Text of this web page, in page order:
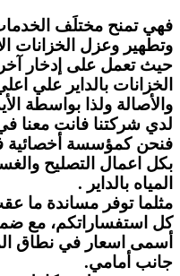
فهي تمنح مختلَف
وتطهير وعزل الخزانات
حيث تعمل على إدخار
الخزانات بالداير علي
والأصالة ولذا بواسطة
لدي شركتنا فانت معنا
فنحن كمؤسسة أخصائية
بكل اعمال التصليح
المياه بالداير .
مثلما توفر مساندة ما
كل استفساراتكم، مع
أسمى اسعار في نطاق
جانب أمامي.